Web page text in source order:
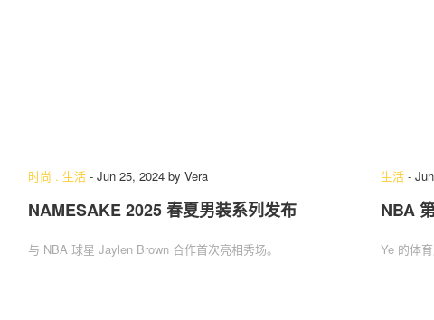
联系我们
时尚 . 生活 - Jun 25, 2024 by Vera
NAMESAKE 2025 春夏男装系列发布
与 NBA 球星 Jaylen Brown 合作首次亮相秀场。
生活 -
NBA
Ye 的体